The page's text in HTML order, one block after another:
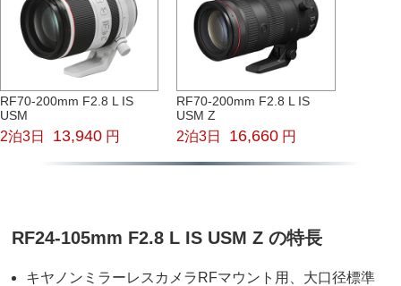
RF70-200mm F2.8 L IS
USM
2泊3日 13,940 円
RF70-200mm F2.8 L IS
USM Z
2泊3日 16,660 円
RF24-105mm F2.8 L IS USM Z の特長
キヤノンミラーレスカメラRFマウント用、大口径標準